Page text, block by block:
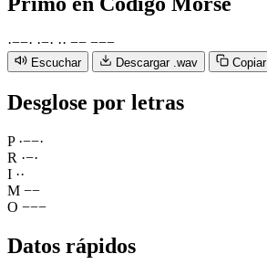
·−−· ·−· ·· −− −−−
Escuchar Descargar .wav Copiar
Desglose por letras
P ·−−·
R ·−·
I ··
M −−
O −−−
Datos rápidos